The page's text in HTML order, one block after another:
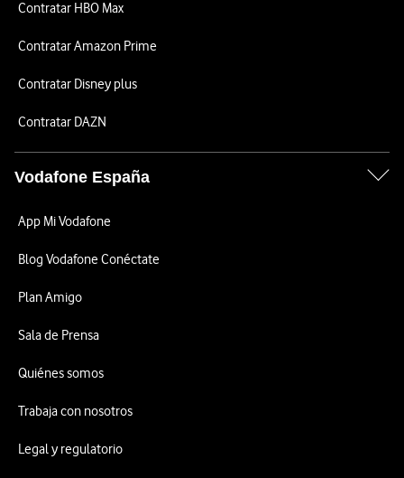
Contratar HBO Max
Contratar Amazon Prime
Contratar Disney plus
Contratar DAZN
Vodafone España
App Mi Vodafone
Blog Vodafone Conéctate
Plan Amigo
Sala de Prensa
Quiénes somos
Trabaja con nosotros
Legal y regulatorio